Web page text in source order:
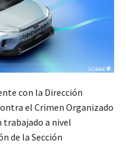
con la Dirección
el Crimen Organizado
trabajado a nivel
de la Sección